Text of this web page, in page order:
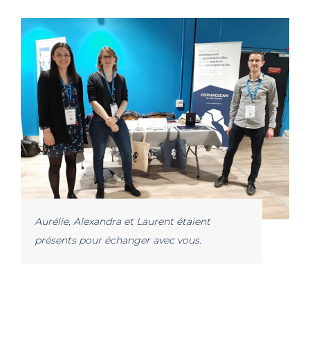
Aurélie, Alexandra et Laurent étaient
présents pour échanger avec vous.